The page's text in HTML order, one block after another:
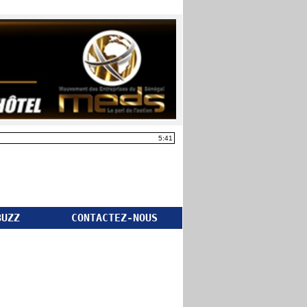
5:41
CONTACTEZ-NOUS